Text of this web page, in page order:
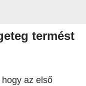
termést
az első